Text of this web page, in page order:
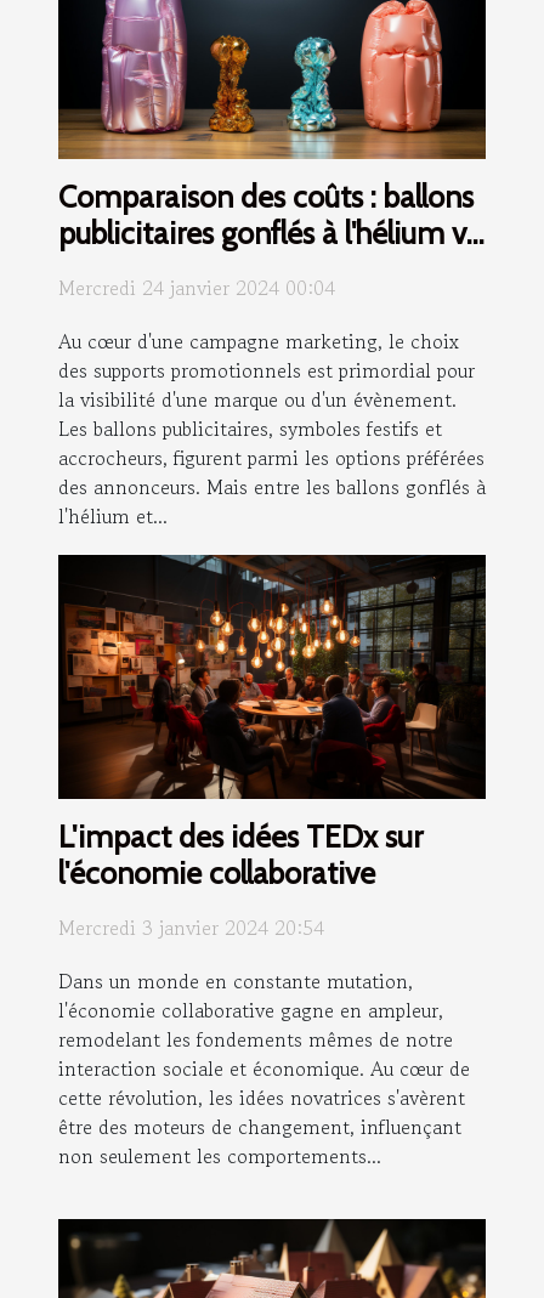
Comparaison des coûts : ballons
publicitaires gonflés à l'hélium vs
Mercredi 24 janvier 2024 00:04
Au cœur d'une campagne marketing, le choix
des supports promotionnels est primordial pour
la visibilité d'une marque ou d'un évènement.
Les ballons publicitaires, symboles festifs et
accrocheurs, figurent parmi les options préférées
des annonceurs. Mais entre les ballons gonflés à
l'hélium et...
L'impact des idées TEDx sur
l'économie collaborative
Mercredi 3 janvier 2024 20:54
Dans un monde en constante mutation,
l'économie collaborative gagne en ampleur,
remodelant les fondements mêmes de notre
interaction sociale et économique. Au cœur de
cette révolution, les idées novatrices s'avèrent
être des moteurs de changement, influençant
non seulement les comportements...